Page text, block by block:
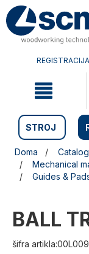
Preskočite
na
vsebino
Preskočite
na
navigacijski
REGISTRACIJA
STROJ
Doma
Mechanical
Guides &
BALL
šifra